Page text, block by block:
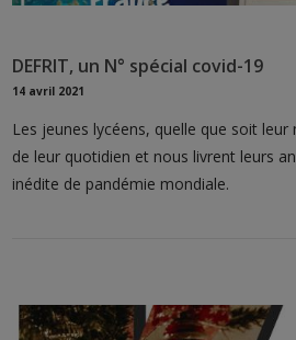
DEFRIT, un N° spécial covid-19
14 avril 2021
Les jeunes lycéens, quelle que soit
de leur quotidien et nous livrent leurs
inédite de pandémie mondiale.